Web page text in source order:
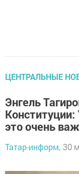
ЦЕНТРАЛЬНЫЕ
Энгель
это очень
Татар-информ, 30